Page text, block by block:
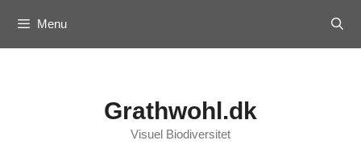
content
Menu
Grathwohl.dk
Visuel Biodiversitet